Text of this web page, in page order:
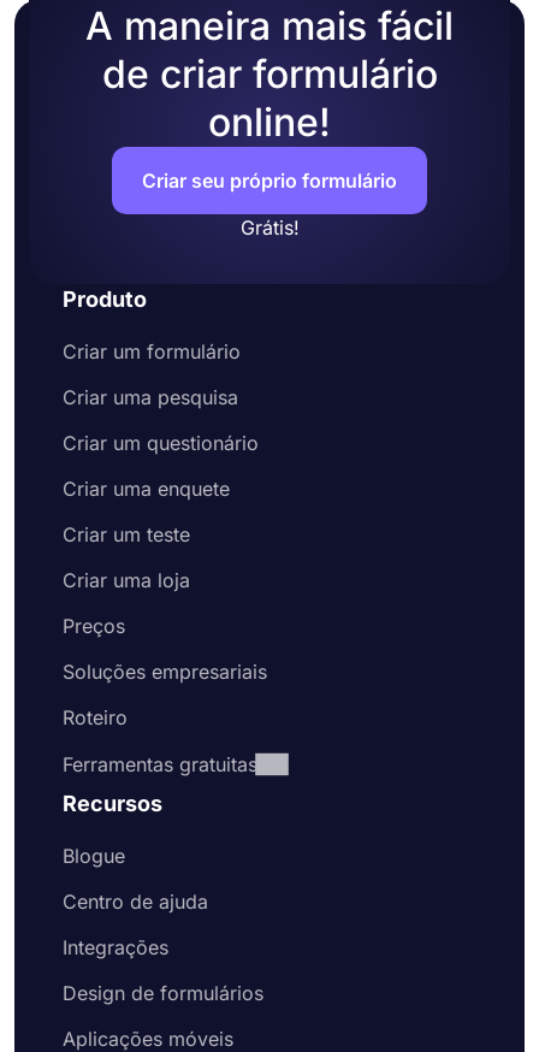
A maneira mais fácil
de criar formulário
online!
Criar seu próprio formulário
Grátis!
Produto
Criar um formulário
Criar uma pesquisa
Criar um questionário
Criar uma enquete
Criar um teste
Criar uma loja
Preços
Soluções empresariais
Roteiro
Ferramentas gratuitas
Recursos
Blogue
Centro de ajuda
Integrações
Design de formulários
Aplicações móveis